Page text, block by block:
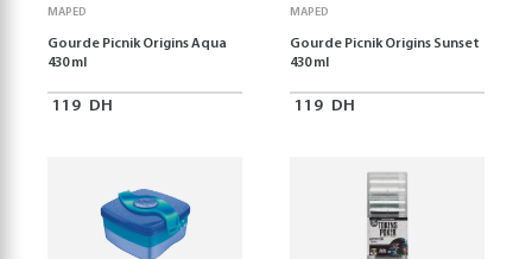
MAPED
Gourde Picnik Origins Aqua
430 ml
119 DH
MAPED
Gourde Picnik Origins Sunset
430 ml
119 DH